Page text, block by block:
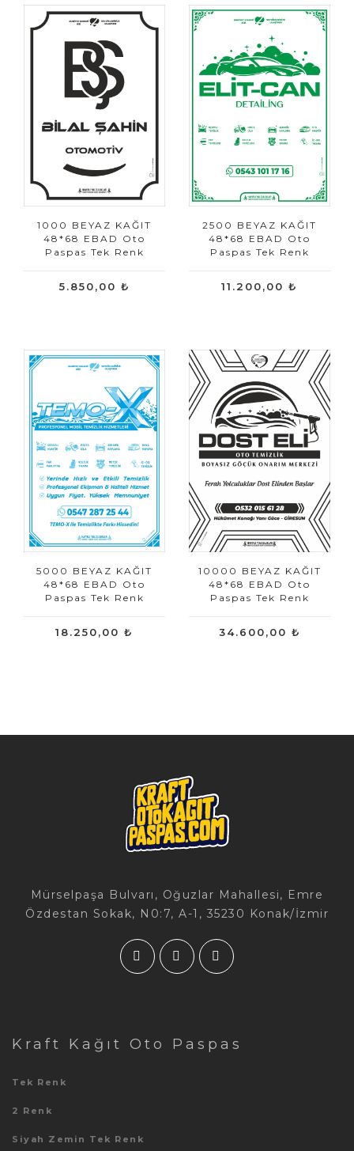
1000 BEYAZ KAĞIT
48*68 EBAD Oto
Paspas Tek Renk
5.850,00 ₺
2500 BEYAZ KAĞIT
48*68 EBAD Oto
Paspas Tek Renk
11.200,00 ₺
5000 BEYAZ KAĞIT
48*68 EBAD Oto
Paspas Tek Renk
18.250,00 ₺
10000 BEYAZ KAĞIT
48*68 EBAD Oto
Paspas Tek Renk
34.600,00 ₺
Mürselpaşa Bulvarı, Oğuzlar Mahallesi, Emre
Özdestan Sokak, N0:7, A-1, 35230 Konak/İzmir
Kraft Kağıt Oto Paspas
Tek Renk
2 Renk
Siyah Zemin Tek Renk